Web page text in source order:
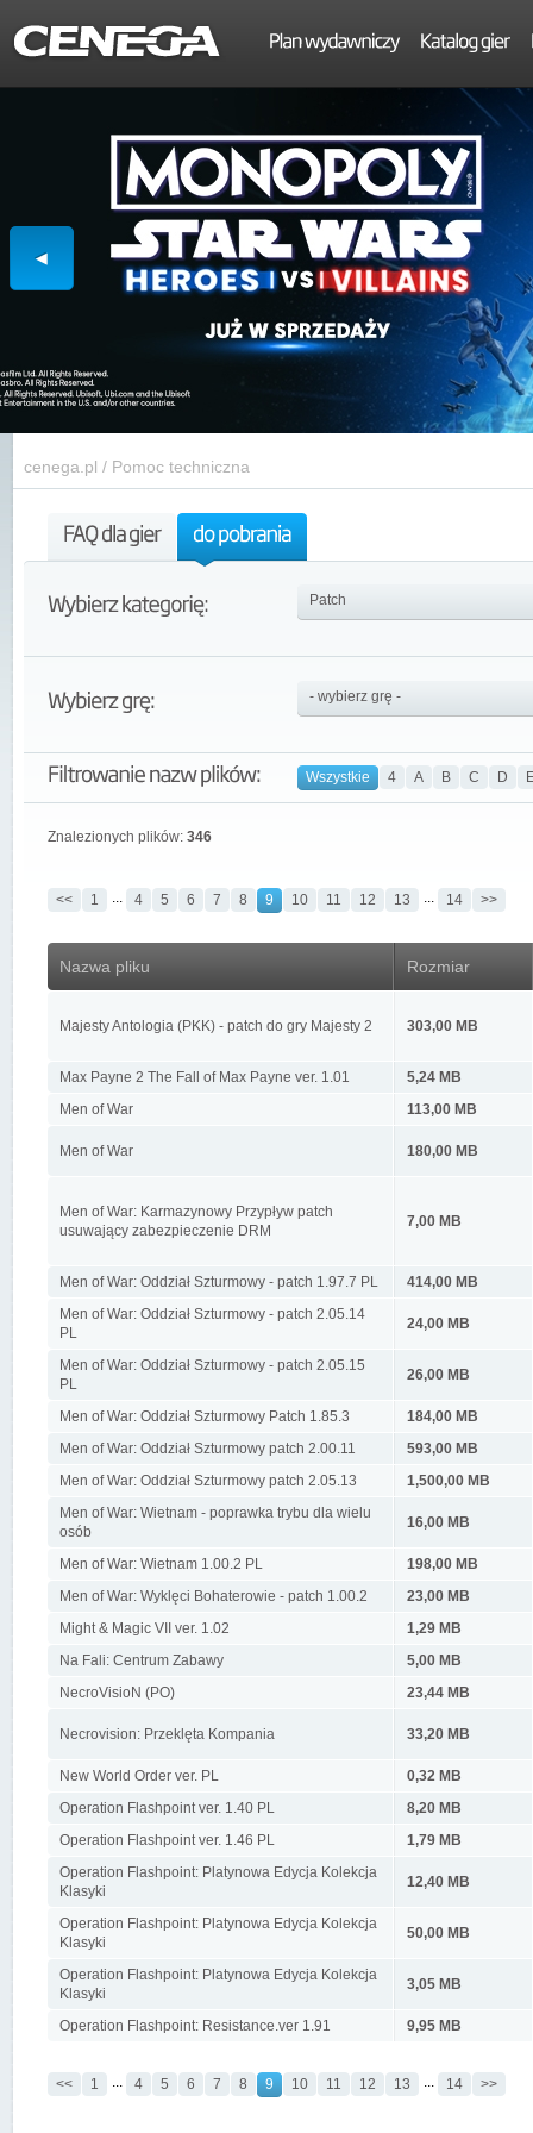
cenega.pl / Pomoc techniczna
Wszystkie 4 A B C D
Znalezionych plików: 346
<< 1 ... 4 5 6 7 8 9 10 11 12 13 ... 14 >>
Nazwa pliku Rozmiar
Majesty Antologia (PKK) - patch do gry Majesty 2 303,00 MB
Max Payne 2 The Fall of Max Payne ver. 1.01
5,24 MB
Men of War
113,00 MB
Men of War 180,00 MB
Men of War: Karmazynowy Przypływ patch
usuwający zabezpieczenie DRM
7,00 MB
Men of War: Oddział Szturmowy - patch 1.97.7 PL
414,00 MB
Men of War: Oddział Szturmowy - patch 2.05.14
PL
24,00 MB
Men of War: Oddział Szturmowy - patch 2.05.15
PL
26,00 MB
Men of War: Oddział Szturmowy Patch 1.85.3
184,00 MB
Men of War: Oddział Szturmowy patch 2.00.11
593,00 MB
Men of War: Oddział Szturmowy patch 2.05.13
1,500,00 MB
Men of War: Wietnam - poprawka trybu dla wielu
osób
16,00 MB
Men of War: Wietnam 1.00.2 PL
198,00 MB
Men of War: Wyklęci Bohaterowie - patch 1.00.2
23,00 MB
Might & Magic VII ver. 1.02
1,29 MB
Na Fali: Centrum Zabawy
5,00 MB
NecroVisioN (PO)
23,44 MB
Necrovision: Przeklęta Kompania 33,20 MB
New World Order ver. PL
0,32 MB
Operation Flashpoint ver. 1.40 PL
8,20 MB
Operation Flashpoint ver. 1.46 PL
1,79 MB
Operation Flashpoint: Platynowa Edycja Kolekcja
Klasyki
12,40 MB
Operation Flashpoint: Platynowa Edycja Kolekcja
Klasyki
50,00 MB
Operation Flashpoint: Platynowa Edycja Kolekcja
Klasyki
3,05 MB
Operation Flashpoint: Resistance.ver 1.91 9,95 MB
<< 1 ... 4 5 6 7 8 9 10 11 12 13 ... 14 >>